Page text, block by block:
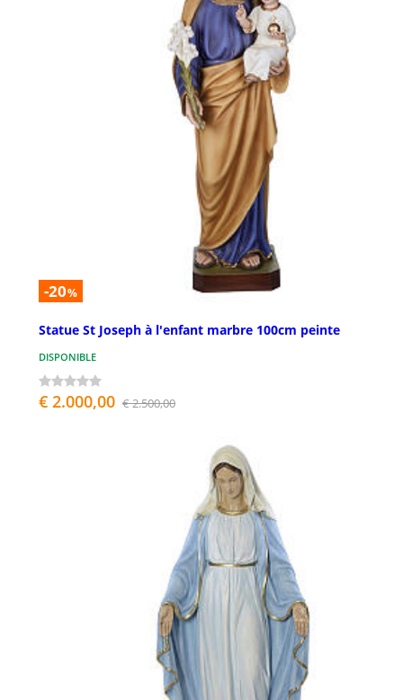
-20%
Statue St Joseph à l'enfant marbre 100cm peinte
DISPONIBLE
€ 2.000,00 € 2.500,00